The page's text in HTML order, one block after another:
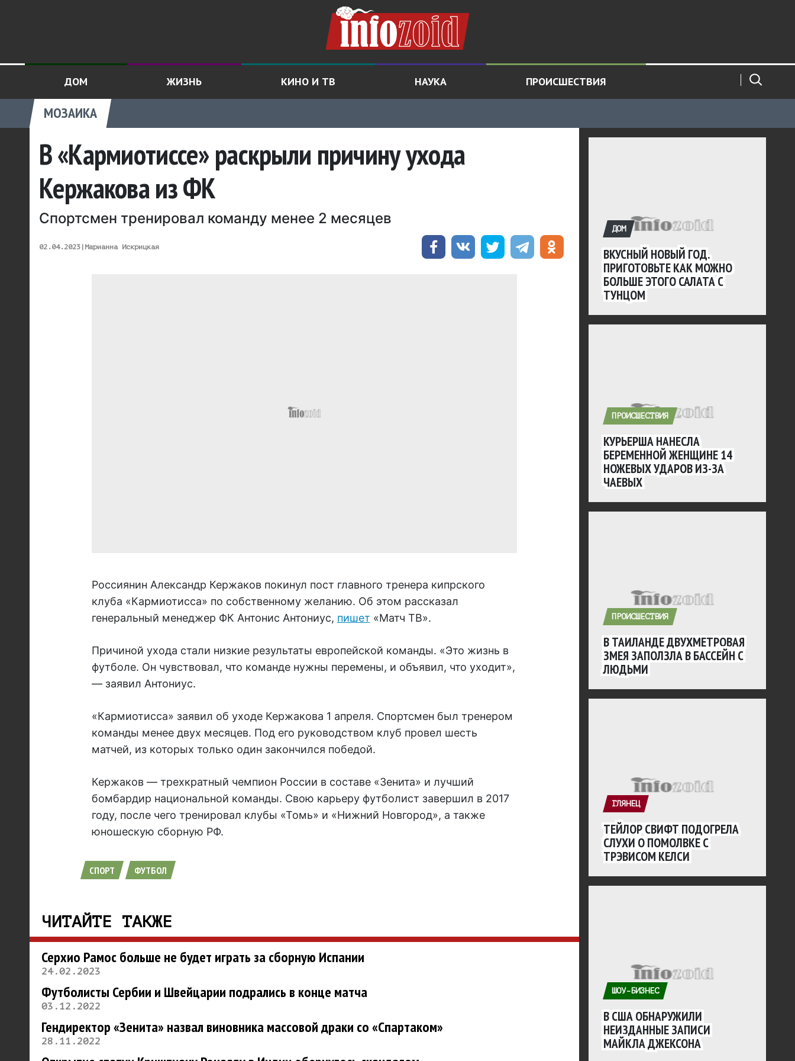
ДОМ ЖИЗНЬ КИНО И ТВ НАУКА ПРОИСШЕСТВИЯ
МОЗАИКА
В «Кармиотиссе» раскрыли причину ухода
Кержакова из ФК
Спортсмен тренировал команду менее 2 месяцев
02.04.2023| Марианна Искрицкая
Россиянин Александр Кержаков покинул пост главного тренера кипрского
клуба «Кармиотисса» по собственному желанию. Об этом рассказал
генеральный менеджер ФК Антонис Антониус, пишет «Матч ТВ».
Причиной ухода стали низкие результаты европейской команды. «Это жизнь в
футболе. Он чувствовал, что команде нужны перемены, и объявил, что уходит»,
— заявил Антониус.
«Кармиотисса» заявил об уходе Кержакова 1 апреля. Спортсмен был тренером
команды менее двух месяцев. Под его руководством клуб провел шесть
матчей, из которых только один закончился победой.
Кержаков — трехкратный чемпион России в составе «Зенита» и лучший
бомбардир национальной команды. Свою карьеру футболист завершил в 2017
году, после чего тренировал клубы «Томь» и «Нижний Новгород», а также
юношескую сборную РФ.
СПОРТ ФУТБОЛ
ЧИТАЙТЕ ТАКЖЕ
Серхио Рамос больше не будет играть за сборную Испании
24.02.2023
Футболисты Сербии и Швейцарии подрались в конце матча
03.12.2022
Гендиректор «Зенита» назвал виновника массовой драки со «Спартаком»
28.11.2022
ДОМ
ВКУСНЫЙ НОВЫЙ ГОД.
ПРИГОТОВЬТЕ КАК МОЖНО
БОЛЬШЕ ЭТОГО САЛАТА С
ТУНЦОМ
ПРОИСШЕСТВИЯ
КУРЬЕРША НАНЕСЛА
БЕРЕМЕННОЙ ЖЕНЩИНЕ 14
НОЖЕВЫХ УДАРОВ ИЗ-ЗА
ЧАЕВЫХ
ПРОИСШЕСТВИЯ
В ТАИЛАНДЕ ДВУХМЕТРОВАЯ
ЗМЕЯ ЗАПОЛЗЛА В БАССЕЙН С
ЛЮДЬМИ
ГЛЯНЕЦ
ТЕЙЛОР СВИФТ ПОДОГРЕЛА
СЛУХИ О ПОМОЛВКЕ С
ТРЭВИСОМ КЕЛСИ
ШОУ-БИЗНЕС
В США ОБНАРУЖИЛИ
НЕИЗДАННЫЕ ЗАПИСИ
МАЙКЛА ДЖЕКСОНА